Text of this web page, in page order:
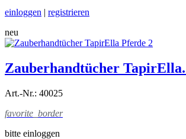
einloggen | registrieren
neu
Zauberhandtücher
Art.-Nr.: 40025
favorite_border
bitte einloggen